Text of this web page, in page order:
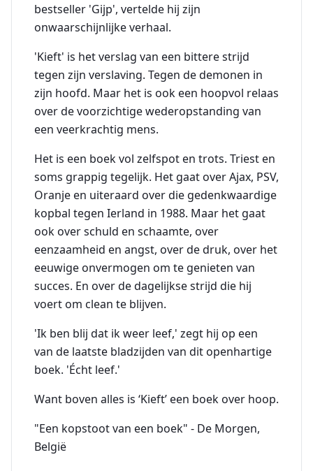
bestseller 'Gijp', vertelde hij zijn
onwaarschijnlijke verhaal.
'Kieft' is het verslag van een bittere strijd
tegen zijn verslaving. Tegen de demonen in
zijn hoofd. Maar het is ook een hoopvol relaas
over de voorzichtige wederopstanding van
een veerkrachtig mens.
Het is een boek vol zelfspot en trots. Triest en
soms grappig tegelijk. Het gaat over Ajax, PSV,
Oranje en uiteraard over die gedenkwaardige
kopbal tegen Ierland in 1988. Maar het gaat
ook over schuld en schaamte, over
eenzaamheid en angst, over de druk, over het
eeuwige onvermogen om te genieten van
succes. En over de dagelijkse strijd die hij
voert om clean te blijven.
'Ik ben blij dat ik weer leef,' zegt hij op een
van de laatste bladzijden van dit openhartige
boek. 'Écht leef.'
Want boven alles is ‘Kieft’ een boek over hoop.
"Een kopstoot van een boek" - De Morgen,
België